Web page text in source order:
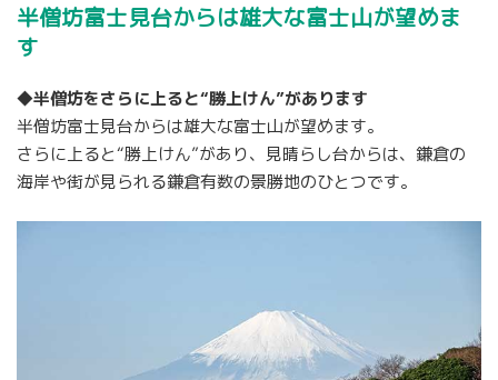
半僧坊富士見台からは雄大な富士山が望めま
す
◆半僧坊をさらに上ると“勝上けん”があります
半僧坊富士見台からは雄大な富士山が望めます。
さらに上ると“勝上けん”があり、見晴らし台からは、鎌倉の
海岸や街が見られる鎌倉有数の景勝地のひとつです。